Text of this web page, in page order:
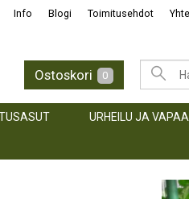
Info Blogi Toimitusehdot
Ostoskori 0
URHEILU JA